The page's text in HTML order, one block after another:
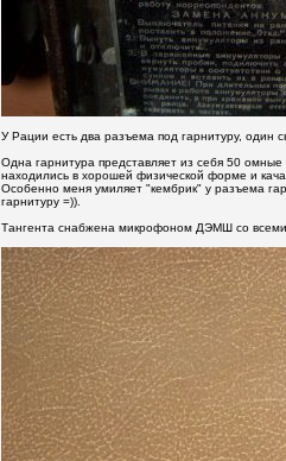
У Рации есть два разъема под гарнитуру, один
Одна гарнитура представляет из себя 50
находились в хорошей физической форме и
Особенно меня умиляет "кембрик" у разъема
гарнитуру =)).
Тангента снабжена микрофоном ДЭМШ со